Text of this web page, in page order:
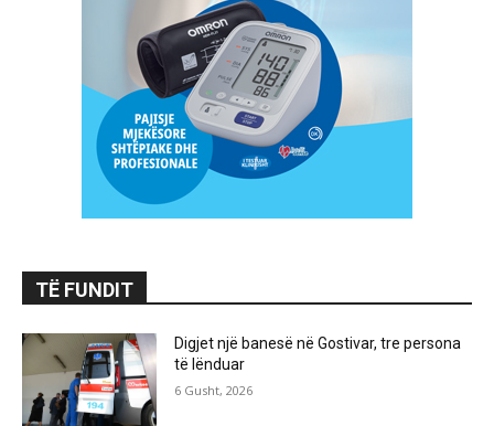
TË FUNDIT
Digjet një banesë në Gostivar, tre persona
të lënduar
6 Gusht, 2026